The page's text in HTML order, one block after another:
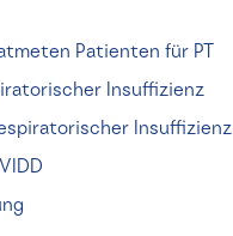
Patienten für PT
Insuffizienz
Insuffizienz